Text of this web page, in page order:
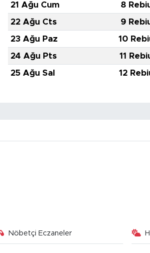
21 Ağu Cum
8
22 Ağu Cts
9
23 Ağu Paz
10
24 Ağu Pts
11
25 Ağu Sal
12
Nöbetçi Eczaneler